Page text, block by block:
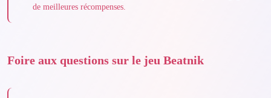
de meilleures récompenses.
Foire aux questions sur le jeu Beatnik